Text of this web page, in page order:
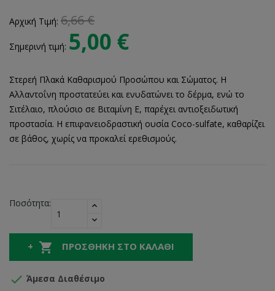
Αρχική Τιμή: 6,66 €
Σημερινή τιμή: 5,00 €
Στερεή Πλακά Καθαρισμού Προσώπου και Σώματος. Η
Αλλαντοΐνη προστατεύει και ενυδατώνει το δέρμα, ενώ το
Σιτέλαιο, πλούσιο σε Βιταμίνη Ε, παρέχει αντιοξειδωτική
προστασία. Η επιφανειοδραστική ουσία Coco-sulfate, καθαρίζει
σε βάθος, χωρίς να προκαλεί ερεθισμούς.
Ποσότητα:
 ΠΡΟΣΘΉΚΗ ΣΤΟ ΚΑΛΆΘΙ
 Άμεσα Διαθέσιμο